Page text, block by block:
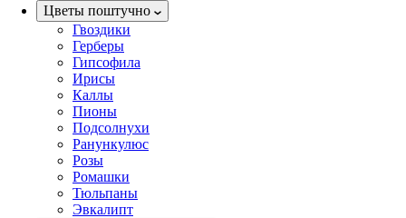
Цветы поштучно
Гвоздики
Герберы
Гипсофила
Ирисы
Каллы
Пионы
Подсолнухи
Ранункулюс
Розы
Ромашки
Тюльпаны
Эвкалипт